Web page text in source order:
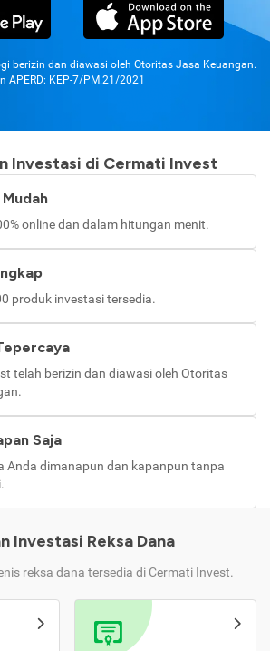
berizin dan diawasi oleh Otoritas Jasa Keuangan.
APERD: KEP-7/PM.21/2021
Investasi di Cermati Invest
online dan dalam hitungan menit.
produk investasi tersedia.
telah berizin dan diawasi oleh Otoritas
Saja
Anda dimanapun dan kapanpun tanpa
Investasi Reksa Dana
reksa dana tersedia di Cermati Invest.